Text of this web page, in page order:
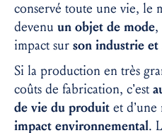
conservé toute une vie, le
devenu un objet de mode,
impact sur son industrie et
Si la production en très
coûts de fabrication, c’est
de vie du produit et
impact environnemental.